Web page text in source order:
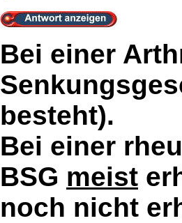
Bei einer
besteht).
Bei einer
BSG meist
noch nicht